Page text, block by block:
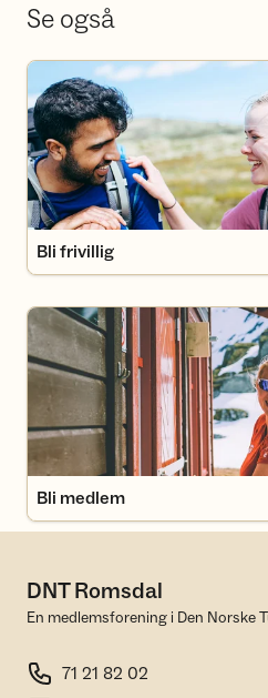
Se også
Bli frivillig
Bli frivillig
Bli medlem
Bli medlem
DNT Romsdal
En medlemsforening i Den Norske
71 21 82 02